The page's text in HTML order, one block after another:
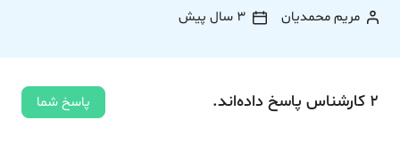
مریم محمدیان 3 سال پیش
2 کارشناس پاسخ داده‌اند. پاسخ شما